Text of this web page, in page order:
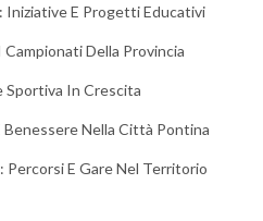
Iniziative E Progetti Educativi
Della Provincia
Sportiva In Crescita
Benessere Nella Città Pontina
Percorsi E Gare Nel Territorio